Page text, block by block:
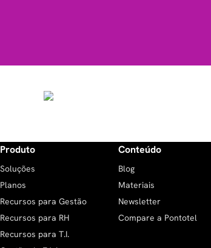
Produto
Soluções
Planos
Recursos para Gestão
Recursos para RH
Recursos para T.I.
Conteúdo
Blog
Materiais
Newsletter
Compare a Pontotel